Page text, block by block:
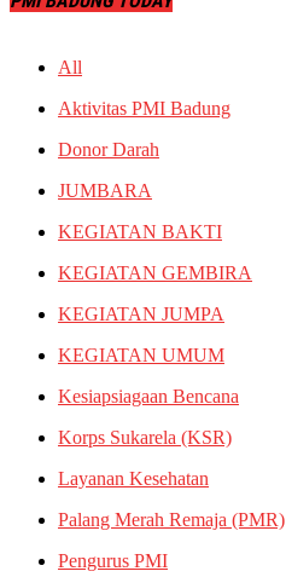
All
Aktivitas PMI Badung
Donor Darah
JUMBARA
KEGIATAN BAKTI
KEGIATAN GEMBIRA
KEGIATAN JUMPA
KEGIATAN UMUM
Kesiapsiagaan Bencana
Korps Sukarela (KSR)
Layanan Kesehatan
Palang Merah Remaja (PMR)
Pengurus PMI